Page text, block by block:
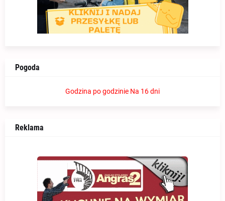
Pogoda
Godzina po godzinie Na 16 dni
Reklama